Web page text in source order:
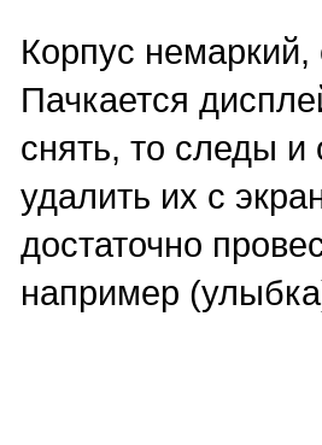
Корпус
Пачкается
снять, то следы и
удалить их с
достаточно
например